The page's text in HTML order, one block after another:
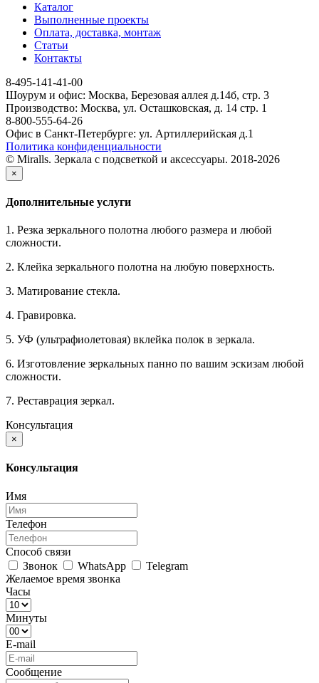
Каталог
Выполненные проекты
Оплата, доставка, монтаж
Статьи
Контакты
8-495-141-41-00
Шоурум и офис: Москва, Березовая аллея д.14б, стр. 3
Производство: Москва, ул. Осташковская, д. 14 стр. 1
8-800-555-64-26
Офис в Санкт-Петербурге: ул. Артиллерийская д.1
Политика конфиденциальности
© Miralls. Зеркала с подсветкой и аксессуары. 2018-2026
×
Дополнительные услуги
1. Резка зеркального полотна любого размера и любой
сложности.
2. Клейка зеркального полотна на любую поверхность.
3. Матирование стекла.
4. Гравировка.
5. УФ (ультрафиолетовая) вклейка полок в зеркала.
6. Изготовление зеркальных панно по вашим эскизам любой
сложности.
7. Реставрация зеркал.
Консультация
×
Консультация
Имя
Телефон
Способ связи
Звонок
WhatsApp
Telegram
Желаемое время звонка
Часы
Минуты
E-mail
Сообщение